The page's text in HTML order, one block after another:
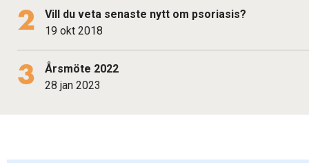
Vill du veta senaste nytt om psoriasis?
19 okt 2018
Årsmöte 2022
28 jan 2023